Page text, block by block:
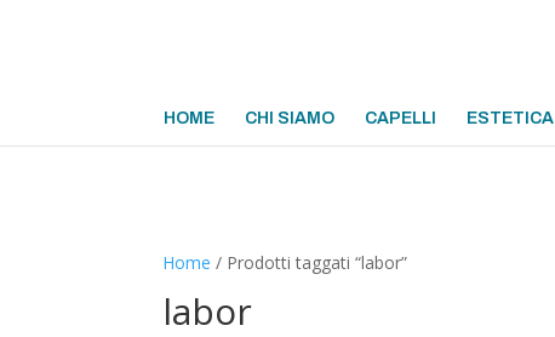
HOME CHI SIAMO CAPELLI ESTETICA
Home / Prodotti taggati “labor”
labor